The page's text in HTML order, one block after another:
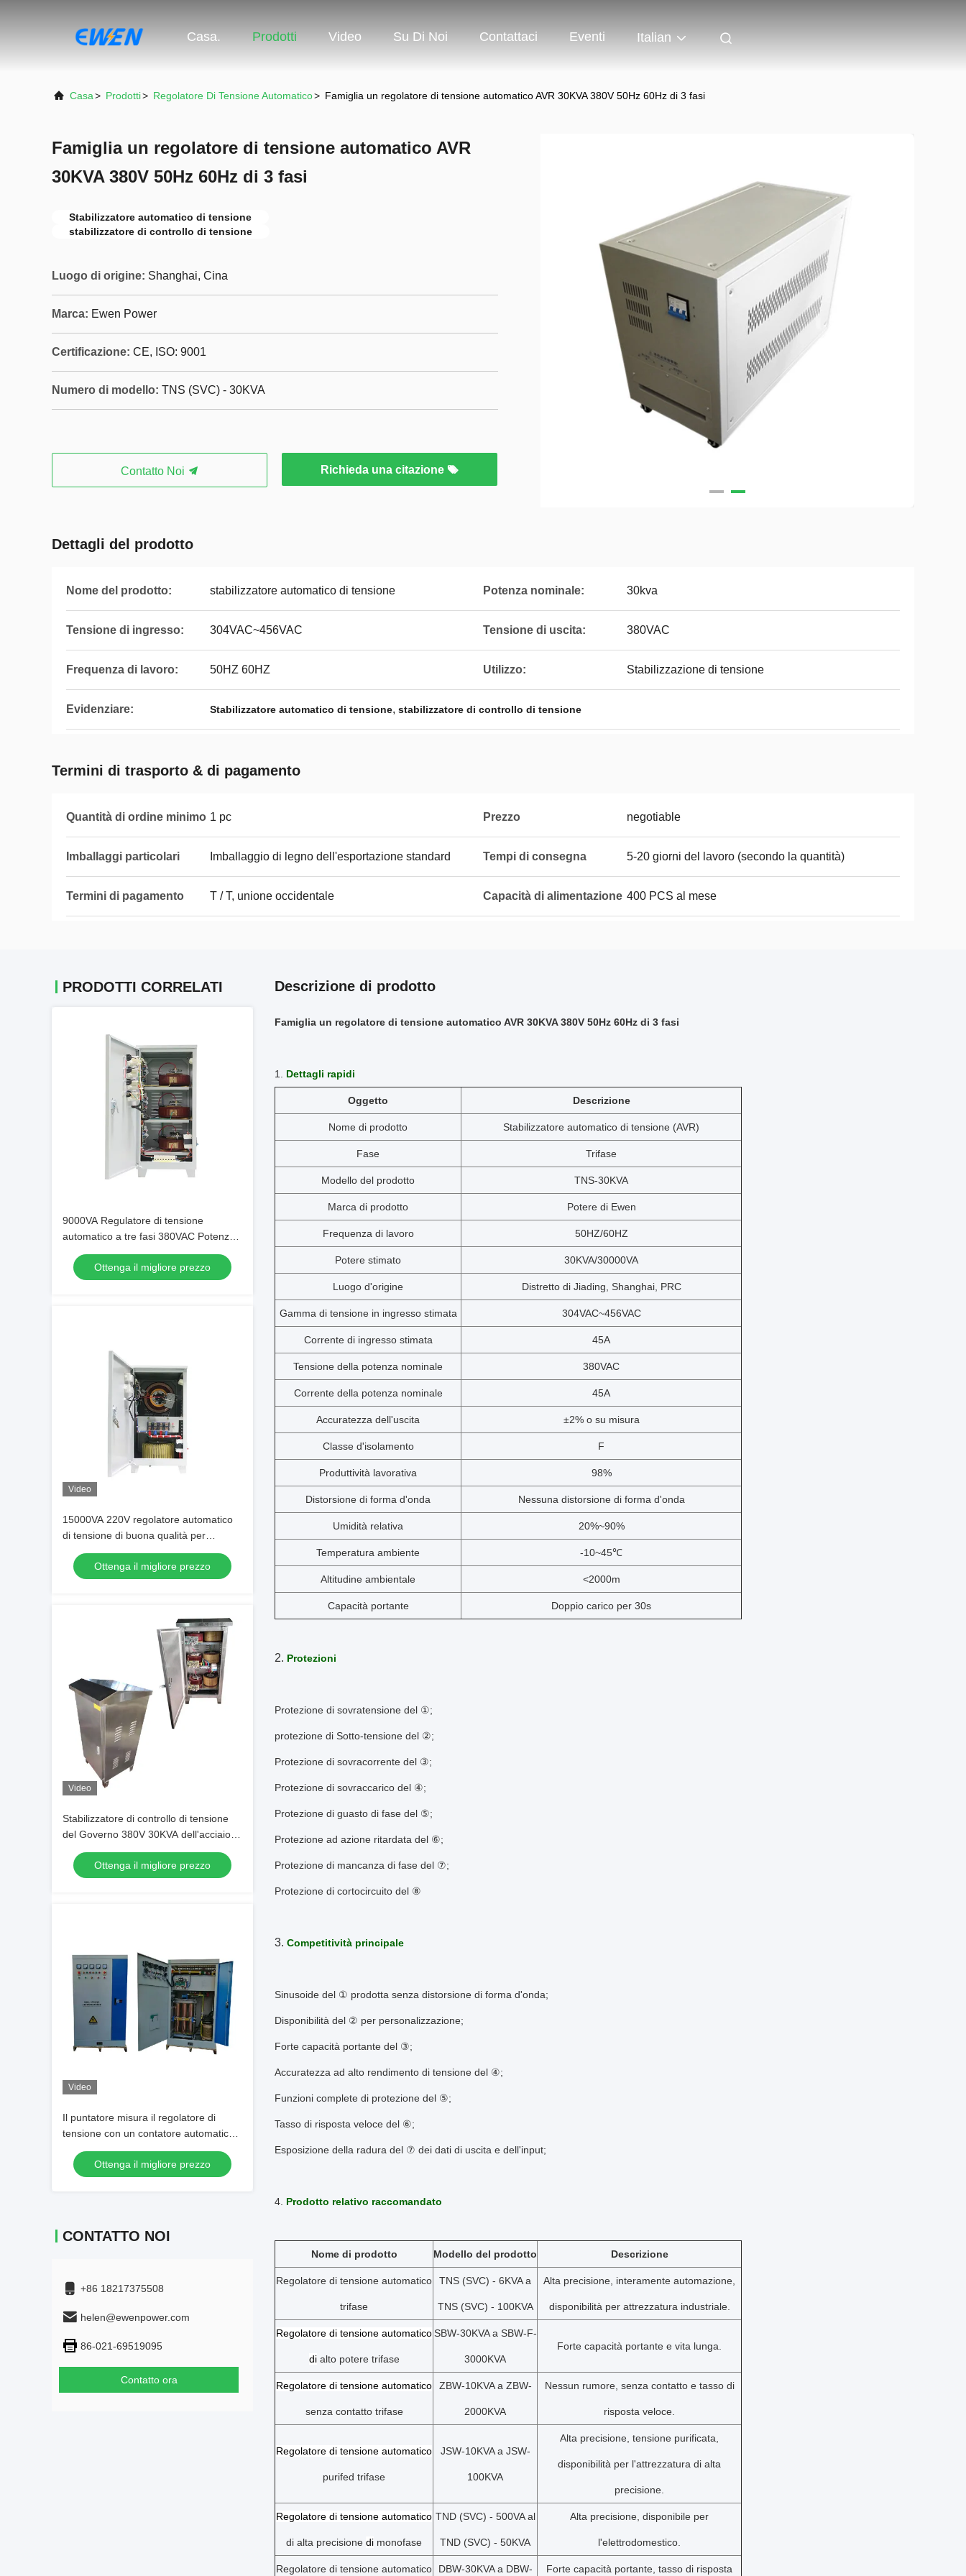
Casa. Prodotti Video Su Di Noi Contattaci Eventi Italian
Casa> Prodotti> Regolatore Di Tensione Automatico> Famiglia un regolatore di tensione automatico AVR 30KVA 380V 50Hz 60Hz di 3 fasi
Famiglia un regolatore di tensione automatico AVR
30KVA 380V 50Hz 60Hz di 3 fasi
Stabilizzatore automatico di tensione
stabilizzatore di controllo di tensione
Luogo di origine: Shanghai, Cina
Marca: Ewen Power
Certificazione: CE, ISO: 9001
Numero di modello: TNS (SVC) - 30KVA
Contatto Noi Richieda una citazione
Dettagli del prodotto
Nome del prodotto: stabilizzatore automatico di tensione Potenza nominale: 30kva
Tensione di ingresso: 304VAC~456VAC Tensione di uscita: 380VAC
Frequenza di lavoro: 50HZ 60HZ Utilizzo: Stabilizzazione di tensione
Evidenziare: Stabilizzatore automatico di tensione, stabilizzatore di controllo di tensione
Termini di trasporto & di pagamento
Quantità di ordine minimo 1 pc Prezzo negotiable
Imballaggi particolari Imballaggio di legno dell'esportazione standard Tempi di consegna 5-20 giorni del lavoro (secondo la quantità)
Termini di pagamento T / T, unione occidentale Capacità di alimentazione 400 PCS al mese
PRODOTTI CORRELATI
9000VA Regulatore di tensione
automatico a tre fasi 380VAC Potenza
AVR Stabilizzatore industriale Fabbrica
vendita diretta
Ottenga il migliore prezzo
Video
15000VA 220V regolatore automatico
di tensione di buona qualità per
apparecchiature elettriche monofase
Ottenga il migliore prezzo
Video
Stabilizzatore di controllo di tensione
del Governo 380V 30KVA dell'acciaio
inossidabile
Ottenga il migliore prezzo
Video
Il puntatore misura il regolatore di
tensione con un contatore automatico
350KVA
Ottenga il migliore prezzo
CONTATTO NOI
+86 18217375508
helen@ewenpower.com
86-021-69519095
Contatto ora
Descrizione di prodotto
Famiglia un regolatore di tensione automatico AVR 30KVA 380V 50Hz 60Hz di 3 fasi
1. Dettagli rapidi
Oggetto Descrizione
Nome di prodotto Stabilizzatore automatico di tensione (AVR)
Fase Trifase
Modello del prodotto TNS-30KVA
Marca di prodotto Potere di Ewen
Frequenza di lavoro 50HZ/60HZ
Potere stimato 30KVA/30000VA
Luogo d'origine Distretto di Jiading, Shanghai, PRC
Gamma di tensione in ingresso stimata 304VAC~456VAC
Corrente di ingresso stimata 45A
Tensione della potenza nominale 380VAC
Corrente della potenza nominale 45A
Accuratezza dell'uscita ±2% o su misura
Classe d'isolamento F
Produttività lavorativa 98%
Distorsione di forma d'onda Nessuna distorsione di forma d'onda
Umidità relativa 20%~90%
Temperatura ambiente -10~45℃
Altitudine ambientale <2000m
Capacità portante Doppio carico per 30s
2. Protezioni
Protezione di sovratensione del ①;
protezione di Sotto-tensione del ②;
Protezione di sovracorrente del ③;
Protezione di sovraccarico del ④;
Protezione di guasto di fase del ⑤;
Protezione ad azione ritardata del ⑥;
Protezione di mancanza di fase del ⑦;
Protezione di cortocircuito del ⑧
3. Competitività principale
Sinusoide del ① prodotta senza distorsione di forma d'onda;
Disponibilità del ② per personalizzazione;
Forte capacità portante del ③;
Accuratezza ad alto rendimento di tensione del ④;
Funzioni complete di protezione del ⑤;
Tasso di risposta veloce del ⑥;
Esposizione della radura del ⑦ dei dati di uscita e dell'input;
4. Prodotto relativo raccomandato
Nome di prodotto Modello del prodotto Descrizione
Regolatore di tensione automatico
trifase
TNS (SVC) - 6KVA a
TNS (SVC) - 100KVA
Alta precisione, interamente automazione,
disponibilità per attrezzatura industriale.
Regolatore di tensione automatico
dialto potere trifase
SBW-30KVA a SBW-F-
3000KVA
Forte capacità portante e vita lunga.
Regolatore di tensione automatico
senza contatto trifase
ZBW-10KVA a ZBW-
2000KVA
Nessun rumore, senza contatto e tasso di
risposta veloce.
Regolatore di tensione automatico
purifed trifase
JSW-10KVA a JSW-
100KVA
Alta precisione, tensione purificata,
disponibilità per l'attrezzatura di alta
precisione.
Regolatore di tensione automatico
di alta precisione di monofase
TND (SVC) - 500VA al
TND (SVC) - 50KVA
Alta precisione, disponibile per
l'elettrodomestico.
Regolatore di tensione automatico DBW-30KVA a DBW- Forte capacità portante, tasso di risposta